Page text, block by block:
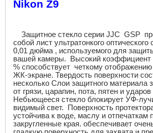
Nikon Z9
Защитное стекло серии JJC GSP
собой лист ультратонкого
0,01 дюйма , используемого для
вашей камеры. Высокий коэффициент
% способствует четкому
ЖК-экране. Твердость поверхности
несколько Слои защитного материала
от грязи, царапин, пота, пятен и ударов
Небьющееся стекло блокирует УФ-
видимый свет. Поверхность
устойчива к воде, маслу и отпечаткам
закругленные края. обеспечивает